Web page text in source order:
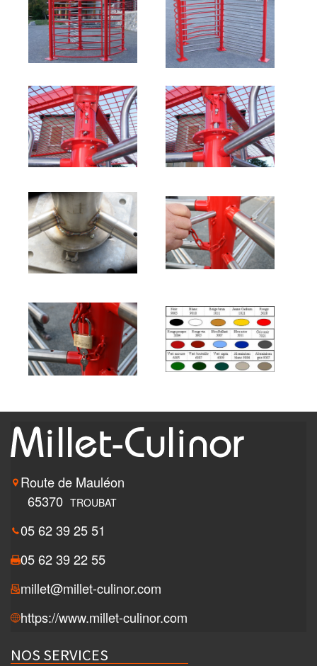
Route de Mauléon
65370 TROUBAT
05 62 39 25 51
05 62 39 22 55
millet@millet-culinor.com
https://www.millet-culinor.com
NOS SERVICES